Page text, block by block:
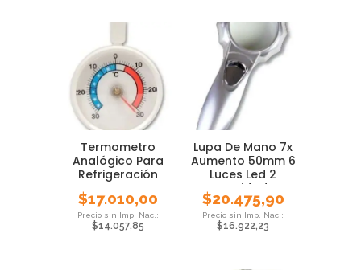
Termometro
Analógico Para
Refrigeración
Congelador
$17.010,00
$14.057,85
Lupa De Mano 7x
Aumento 50mm 6
Luces Led 2
Intensidades
$20.475,90
$16.922,23